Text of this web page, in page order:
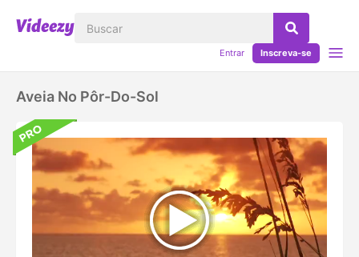
Entrar Inscreva-se
Aveia No Pôr-Do-Sol